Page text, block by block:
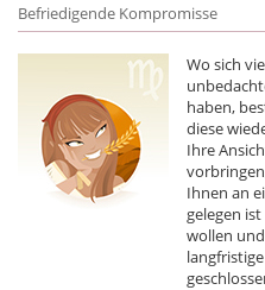
Befriedigende Kompromisse
Wo sich
haben,
diese
Ihre
Ihnen an
gelegen
wollen